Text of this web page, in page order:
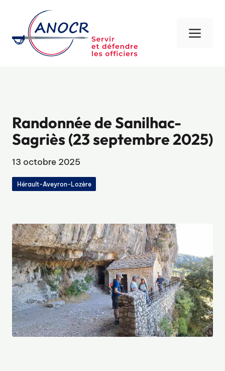
contenu
Randonnée de Sanilhac-
Sagriès (23 septembre 2025)
13 octobre 2025
Hérault-Aveyron-Lozère